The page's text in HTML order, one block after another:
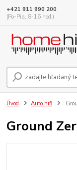
+421 911 990 200
(Po-Pia, 8-16 hod.)
Úvod Auto hifi
Ground